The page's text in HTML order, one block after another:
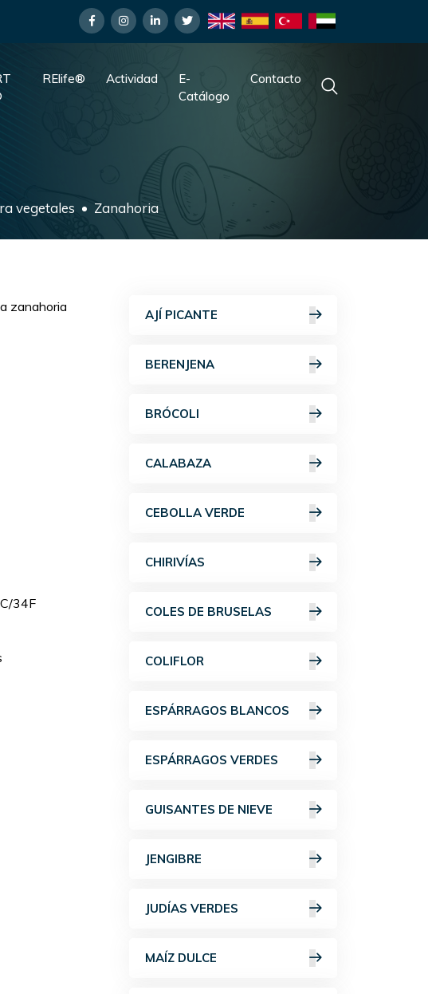
RElife® Actividad
E-
Catálogo
Contacto
vegetales Zanahoria
zanahoria
34F
AJÍ PICANTE
BERENJENA
BRÓCOLI
CALABAZA
CEBOLLA VERDE
CHIRIVÍAS
COLES DE BRUSELAS
COLIFLOR
ESPÁRRAGOS BLANCOS
ESPÁRRAGOS VERDES
GUISANTES DE NIEVE
JENGIBRE
JUDÍAS VERDES
MAÍZ DULCE